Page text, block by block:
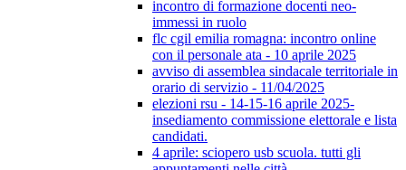
incontro di formazione docenti neo-
immessi in ruolo
flc cgil emilia romagna: incontro online
con il personale ata - 10 aprile 2025
avviso di assemblea sindacale territoriale in
orario di servizio - 11/04/2025
elezioni rsu - 14-15-16 aprile 2025-
insediamento commissione elettorale e lista
candidati.
4 aprile: sciopero usb scuola. tutti gli